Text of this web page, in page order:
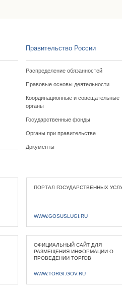
Правительство России
Распределение обязанностей
Правовые основы деятельности
Координационные и совещательные
органы
Государственные фонды
Органы при правительстве
Документы
ПОРТАЛ ГОСУДАРСТВЕННЫХ
WWW.GOSUSLUGI.RU
ОФИЦИАЛЬНЫЙ САЙТ ДЛЯ
РАЗМЕЩЕНИЯ ИНФОРМАЦИИ О
ПРОВЕДЕНИИ ТОРГОВ
WWW.TORGI.GOV.RU